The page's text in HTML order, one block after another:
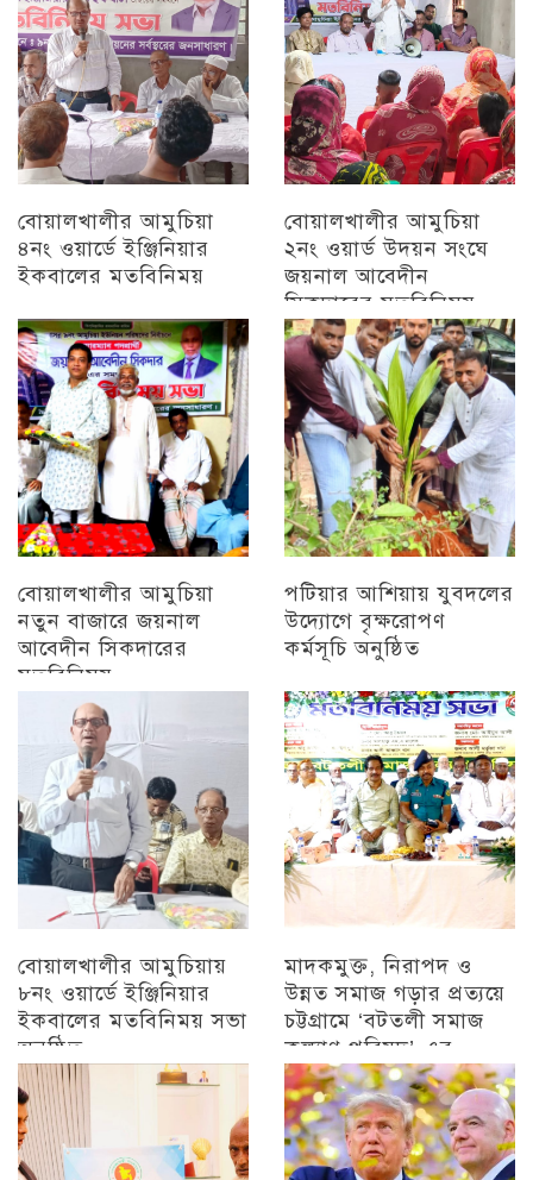
বোয়ালখালীর আমুচিয়া
৪নং ওয়ার্ডে ইঞ্জিনিয়ার
ইকবালের মতবিনিময়
চট্টগ্রাম
বোয়ালখালীর আমুচিয়া
২নং ওয়ার্ড উদয়ন সংঘে
জয়নাল আবেদীন
সিকদারের মতবিনিময়
অন্যান্য
বোয়ালখালীর আমুচিয়া
নতুন বাজারে জয়নাল
আবেদীন সিকদারের
মতবিনিময়
চট্টগ্রাম
পটিয়ার আশিয়ায় যুবদলের
উদ্যোগে বৃক্ষরোপণ
কর্মসূচি অনুষ্ঠিত
অন্যান্য
বোয়ালখালীর আমুচিয়ায়
৮নং ওয়ার্ডে ইঞ্জিনিয়ার
ইকবালের মতবিনিময় সভা
অনুষ্ঠিত
চট্টগ্রাম
মাদকমুক্ত, নিরাপদ ও
উন্নত সমাজ গড়ার প্রত্যয়ে
চট্টগ্রামে ‘বটতলী সমাজ
কল্যাণ পরিষদ’-এর
মতবিনিময় সভা অনুষ্ঠিত
চট্টগ্রাম